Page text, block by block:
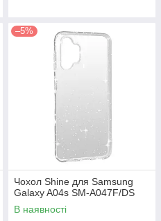
–5%
Чохол Shine для Samsung
Galaxy A04s SM-A047F/DS
В наявності